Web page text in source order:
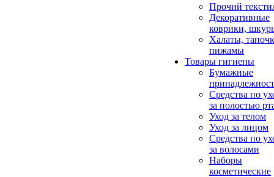
Прочий
Декоративные
коврики,
Халаты,
пижамы
Товары гигиены
Бумажные
Средства по
за полостью
Уход за телом
Уход за лицом
Средства по
за волосами
Наборы
косметические